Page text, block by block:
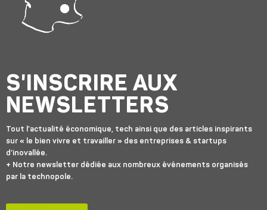
S'INSCRIRE AUX
NEWSLETTERS
Tout l’actualité économique, tech ainsi que des articles inspirants
sur « le bien vivre et travailler » des entreprises & startups
d’inovallée.
+ Notre newsletter dédiée aux nombreux événements organisés
par la technopole.